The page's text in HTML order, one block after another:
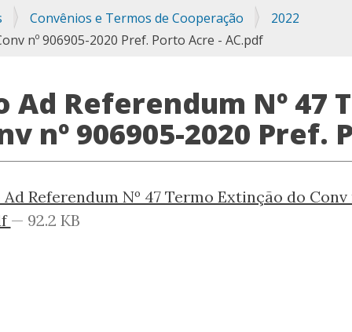
Convênios e Termos de Cooperação
2022
nº 906905-2020 Pref. Porto Acre - AC.pdf
Ad Referendum Nº 47
nº 906905-2020 Pref.
Referendum Nº 47 Termo Extinção do
— 92.2 KB